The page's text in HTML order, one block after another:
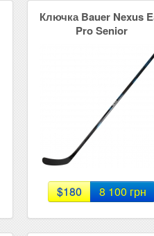
Ключка Bauer Nexus
Pro Senior
$180 8 100 грн